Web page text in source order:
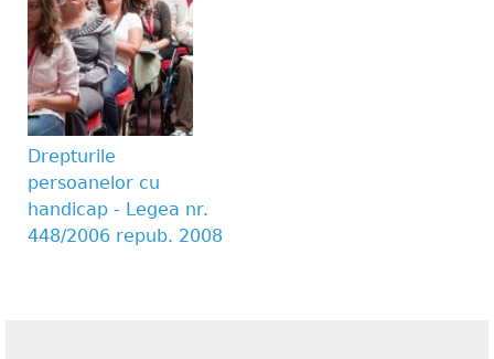
Drepturile
persoanelor cu
handicap - Legea nr.
448/2006 repub. 2008